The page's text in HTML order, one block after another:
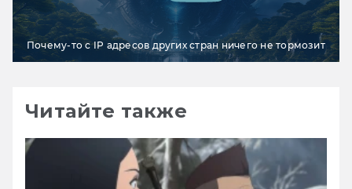
Почему-то с IP адресов других стран ничего не тормозит
Читайте также